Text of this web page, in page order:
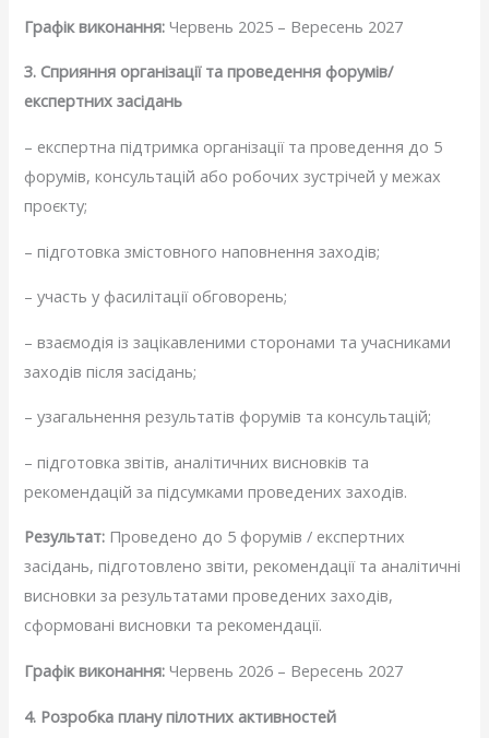
Графік виконання:Червень 2025 – Вересень 2027
3. Сприяння організації та проведення форумів/
експертних засідань
– експертна підтримка організації та проведення до 5
форумів, консультацій або робочих зустрічей у межах
проєкту;
– підготовка змістовного наповнення заходів;
– участь у фасилітації обговорень;
– взаємодія із зацікавленими сторонами та учасниками
заходів після засідань;
– узагальнення результатів форумів та консультацій;
– підготовка звітів, аналітичних висновків та
рекомендацій за підсумками проведених заходів.
Результат: Проведено до 5 форумів / експертних
засідань, підготовлено звіти, рекомендації та аналітичні
висновки за результатами проведених заходів,
сформовані висновки та рекомендації.
Графік виконання:Червень 2026 – Вересень 2027
4. Розробка плану пілотних активностей